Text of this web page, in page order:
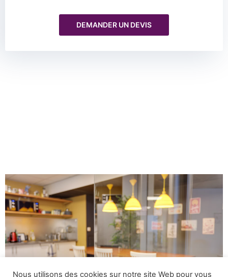
DEMANDER UN DEVIS
Nous utilisons des cookies sur notre site Web pour vous